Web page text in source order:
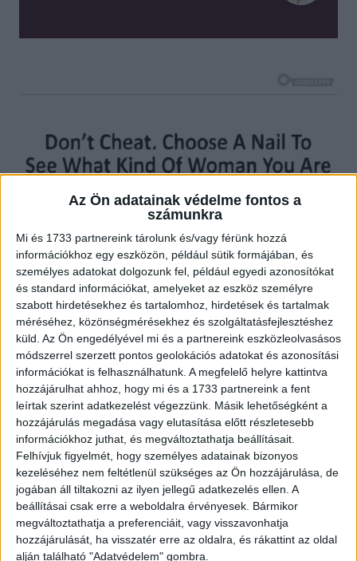
Az Ön adatainak védelme fontos a
számunkra
Mi és 1733 partnereink tárolunk és/vagy férünk hozzá
információkhoz egy eszközön, például sütik formájában, és
személyes adatokat dolgozunk fel, például egyedi azonosítókat
és standard információkat, amelyeket az eszköz személyre
szabott hirdetésekhez és tartalomhoz, hirdetések és tartalmak
méréséhez, közönségmérésekhez és szolgáltatásfejlesztéshez
küld. Az Ön engedélyével mi és a partnereink eszközleolvasásos
módszerrel szerzett pontos geolokációs adatokat és azonosítási
információkat is felhasználhatunk. A megfelelő helyre kattintva
hozzájárulhat ahhoz, hogy mi és a 1733 partnereink a fent
leírtak szerint adatkezelést végezzünk. Másik lehetőségként a
hozzájárulás megadása vagy elutasítása előtt részletesebb
információkhoz juthat, és megváltoztathatja beállításait.
Felhívjuk figyelmét, hogy személyes adatainak bizonyos
kezeléséhez nem feltétlenül szükséges az Ön hozzájárulása, de
jogában áll tiltakozni az ilyen jellegű adatkezelés ellen. A
beállításai csak erre a weboldalra érvényesek. Bármikor
megváltoztathatja a preferenciáit, vagy visszavonhatja
hozzájárulását, ha visszatér erre az oldalra, és rákattint az oldal
alján található "Adatvédelem" gombra.